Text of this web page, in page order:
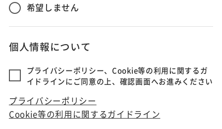
希望しません
個人情報について
プライバシーポリシー、Cookie等の利用に関するガ
イドラインにご同意の上、確認画面へお進みください
プライバシーポリシー
Cookie等の利用に関するガイドライン